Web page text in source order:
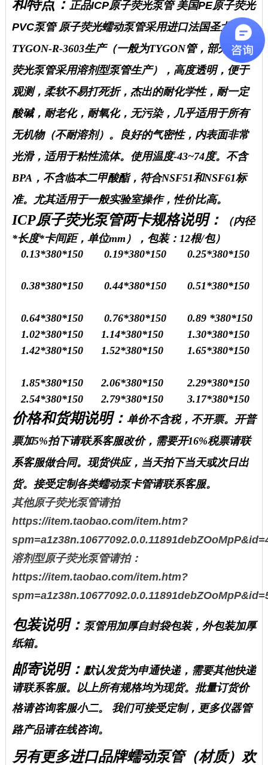
和特点： 正品ICP原子荧光泵管 美国PE原子荧光
PVC泵管 原子荧光蠕动泵管采用进口法国圣戈班
TYGON-R-3603生产（一般为TYGON管，部分原子
荧光泵管采用溶剂型泵管生产），高度透明，便于
观测，柔软不易打死折，杰出的耐化学性，耐一定
酸碱，耐老化，耐氧化，无污染，几乎适用于所有
无机物（不耐溶剂）。良好的气密性，内表面非常
光滑，适用于粘性流体。使用温度-43~74度。不含
BPA，不含临本二甲酸酯，符合NSF51和NSF61标
准。尤其适用于一般实验室操作，性价比高。
ICP原子荧光泵管两卡规格说明：
（内径
*长度*卡间距，单位mm），包装： 12根/包）
0.13*380*1500.19*380*150 0.25*380*150
0.38*380*150 0.44*380*150 0.51*380*150
0.64*380*150 0.76*380*150 0.89 *380*150
1.02*380*150 1.14*380*150 1.30*380*150
1.42*380*150 1.52*380*150 1.65*380*150
1.85*380*150 2.06*380*150 2.29*380*150
2.54*380*150 2.79*380*150 3.17*380*150
价格和货期说明： 单价不含税，不开票。开普
票加5%拍下请联系客服改价，需要开16%税票请联
系客服做合同。现货供应，当天拍下当天或次日出
货。接受定制各类蠕动泵卡管请联系客服。
其他原子荧光泵管请拍
https://item.taobao.com/item.htm?
溶剂型原子荧光泵管请拍：
https://item.taobao.com/item.htm?
包装说明： 泵管用加厚自封袋包装，外包装加厚
纸箱。
邮寄说明： 默认发货为申通快递，需要其他快递
请联系客服。
以上所有规格均为现货。 批量订货价
格请咨询客服小二。
我们可接受定制，更多仪器管
路产品请在线咨询。
另有更多进口品牌蠕动泵管（材质）欢